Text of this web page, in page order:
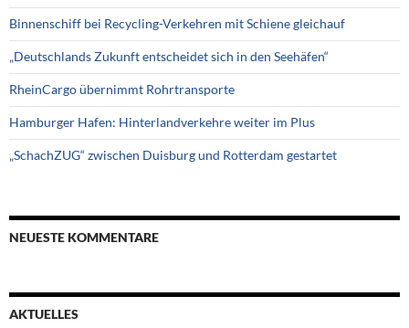
Binnenschiff bei Recycling-Verkehren mit Schiene gleichauf
„Deutschlands Zukunft entscheidet sich in den Seehäfen“
RheinCargo übernimmt Rohrtransporte
Hamburger Hafen: Hinterlandverkehre weiter im Plus
„SchachZUG“ zwischen Duisburg und Rotterdam gestartet
NEUESTE KOMMENTARE
AKTUELLES